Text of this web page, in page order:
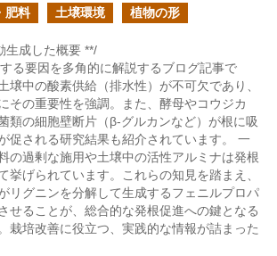
肥料 土壌環境 植物の形
生成した概要 **/
る要因を多角的に解説するブログ記事で
壌中の酸素供給（排水性）が不可欠であり、
その重要性を強調。また、酵母やコウジカ
類の細胞壁断片（β-グルカンなど）が根に吸
促される研究結果も紹介されています。 一
の過剰な施用や土壌中の活性アルミナは発根
挙げられています。これらの知見を踏まえ、
リグニンを分解して生成するフェニルプロパ
せることが、総合的な発根促進への鍵となる
栽培改善に役立つ、実践的な情報が詰まった